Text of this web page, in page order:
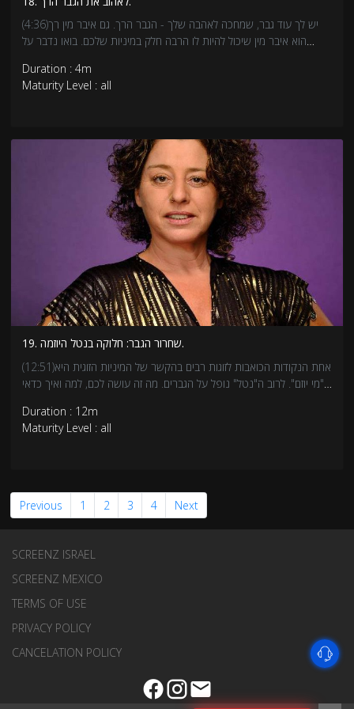
(4:36)יש לך עוד גבר, שמחכה לאהבה שלך - הגבר הרך. גם איבר מין רך
הוא איבר מין שיכול להיות לו הרבה חלק במיניות שלכם. בואו נדבר על
Duration : 4m
Maturity Level : all
19. שחרור הגבר: חלוקה בנטל היוזמה.
(12:51)אחת הנקודות הכואבות לזוגות רבים בהקשר של המיניות הזוגית היא
"מי יוזם". לרוב ה"נטל" נופל על הגברים. מה זה עושה לכם, למה ואיך כדאי
Duration : 12m
Maturity Level : all
Previous 1 2 3 4 Next
SCREENZ ISRAEL
SCREENZ MEXICO
TERMS OF USE
PRIVACY POLICY
CANCELATION POLICY